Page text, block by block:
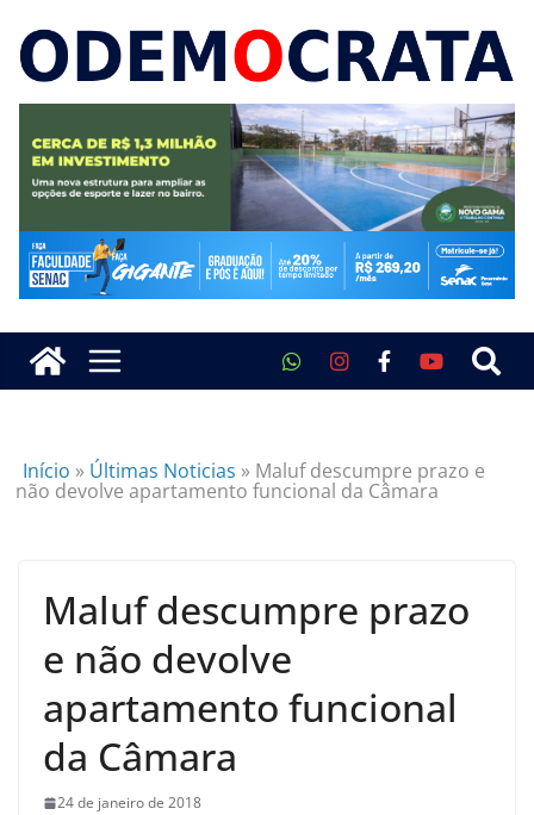
Início » Últimas Noticias » Maluf descumpre prazo e
não devolve apartamento funcional da Câmara
Maluf descumpre prazo
e não devolve
apartamento funcional
da Câmara
24 de janeiro de 2018